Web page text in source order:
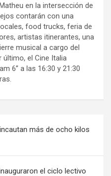
en la intersección de
contarán con una
food trucks, feria de
artistas itinerantes, una
musical a cargo del
el Cine Italia
6” a las 16:30 y 21:30
más de ocho kilos
el ciclo lectivo